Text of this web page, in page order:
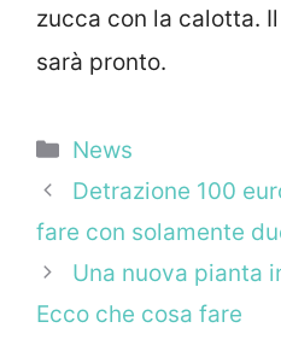
zucca con la calotta.
sarà pronto.
Categorie
News
Detrazione 100
fare con solamente
Una nuova pianta
Ecco che cosa fare